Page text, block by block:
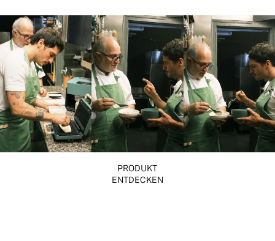
PRODUKT
ENTDECKEN